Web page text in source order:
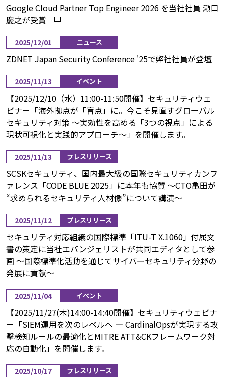
Google Cloud Partner Top Engineer 2026 を当社社員 瀬口
慶之が受賞
2025/12/01 ニュース
ZDNET Japan Security Conference '25で弊社社員が登壇
2025/11/13 イベント
【2025/12/10（水）11:00-11:50開催】セキュリティウェ
ビナー「海外拠点が「盲点」に。今こそ見直すグローバル
セキュリティ対策 ～実効性を高める「3つの視点」による
現状可視化と実践的アプローチ～」を開催します。
2025/11/13 プレスリリース
SCSKセキュリティ、国内最大級の国際セキュリティカンフ
ァレンス「CODE BLUE 2025」に本年も協賛 ～CTO亀田が
“求められるセキュリティ人材像”について講演～
2025/11/12 プレスリリース
セキュリティ対応組織の国際標準「ITU-T X.1060」付属文
書の策定に当社エバンジェリストが共同エディタとして参
画 ～国際標準化活動を通じてサイバーセキュリティ分野の
発展に貢献～
2025/11/04 イベント
【2025/11/27(木)14:00-14:40開催】セキュリティウェビナ
ー「SIEM運用を次のレベルへ ― CardinalOpsが実現する攻
撃検知ルールの最適化とMITRE ATT&CKフレームワーク対
応の自動化」を開催します。
2025/10/17 プレスリリース